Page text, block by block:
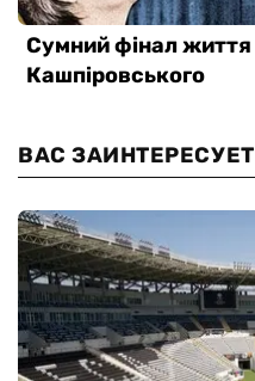
ВАС ЗАИНТЕРЕСУЕТ